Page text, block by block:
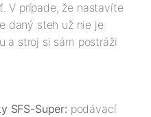
V prípade, že nastavíte
daný steh už nie je
a stroj si sám postráži
SFS-Super: podávací